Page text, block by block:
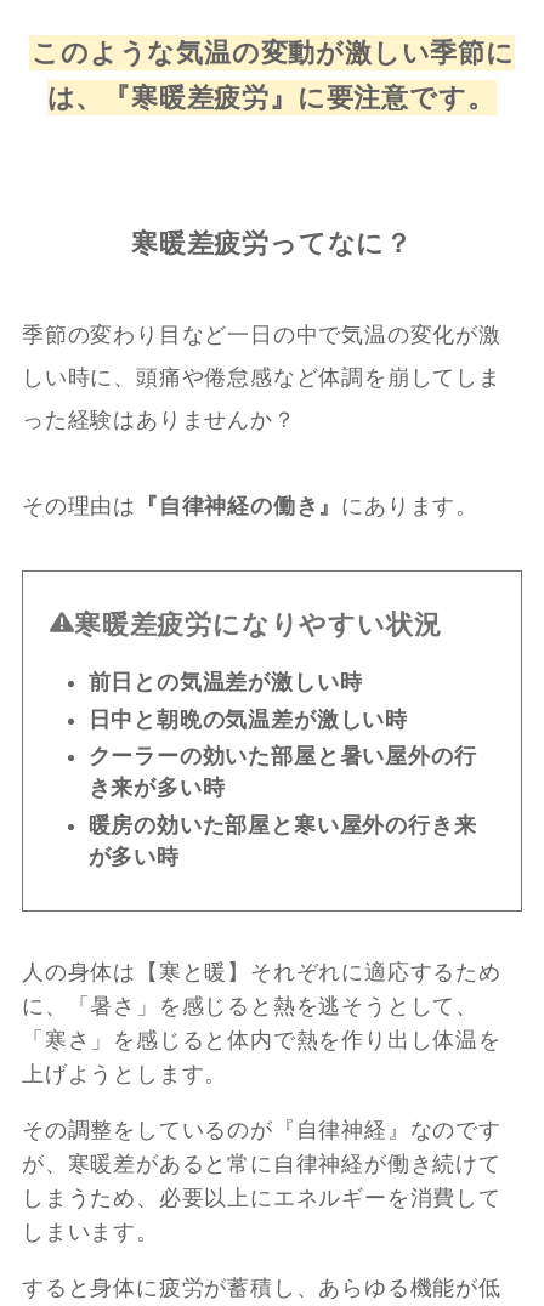
このような気温の変動が激しい季節に
は、『寒暖差疲労』に要注意です。
寒暖差疲労ってなに？
季節の変わり目など一日の中で気温の変化が激
しい時に、頭痛や倦怠感など体調を崩してしま
った経験はありませんか？
その理由は 『自律神経の働き』 にあります。
寒暖差疲労になりやすい状況
前日との気温差が激しい時
日中と朝晩の気温差が激しい時
クーラーの効いた部屋と暑い屋外の行
き来が多い時
暖房の効いた部屋と寒い屋外の行き来
が多い時
人の身体は【寒と暖】それぞれに適応するため
に、「暑さ」を感じると熱を逃そうとして、
「寒さ」を感じると体内で熱を作り出し体温を
上げようとします。
その調整をしているのが『自律神経』なのです
が、寒暖差があると常に自律神経が働き続けて
しまうため、必要以上にエネルギーを消費して
しまいます。
すると身体に疲労が蓄積し、あらゆる機能が低